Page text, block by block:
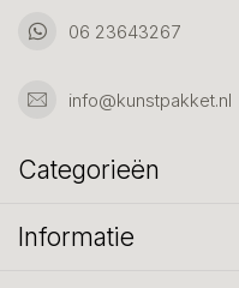
06 23643267
info@kunstpakket.nl
Categorieën
Informatie